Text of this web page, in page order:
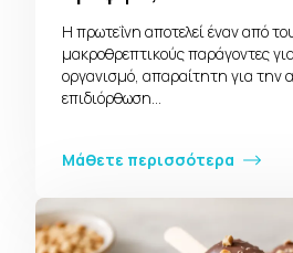
Η πρωτεΐνη αποτελεί έναν από
μακροθρεπτικούς παράγοντες
οργανισμό, απαραίτητη για την
επιδιόρθωση…
Μάθετε περισσότερα